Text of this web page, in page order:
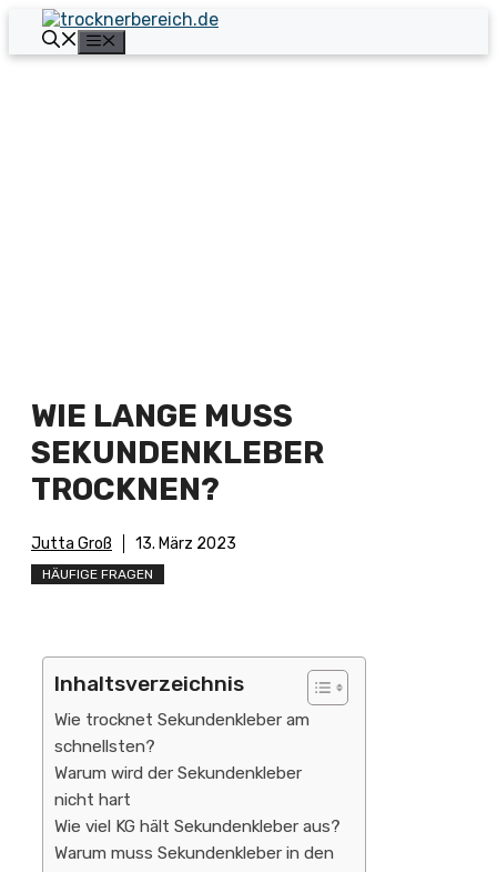
Zum
Inhalt
springen
WIE LANGE MUSS
SEKUNDENKLEBER
TROCKNEN?
Jutta Groß 13. März 2023
HÄUFIGE FRAGEN
Inhaltsverzeichnis
Wie trocknet Sekundenkleber am
schnellsten?
Warum wird der Sekundenkleber
nicht hart
Wie viel KG hält Sekundenkleber aus?
Warum muss Sekundenkleber in den